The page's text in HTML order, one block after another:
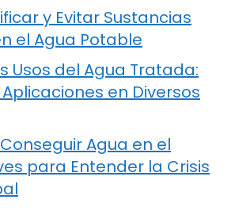
y Evitar Sustancias
el Agua Potable
Usos del Agua Tratada:
en Diversos
Agua en el
para Entender la Crisis